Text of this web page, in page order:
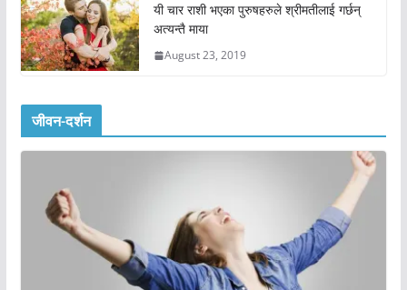
यी चार राशी भएका पुरुषहरुले श्रीमतीलाई गर्छन्
अत्यन्तै माया
August 23, 2019
जीवन-दर्शन